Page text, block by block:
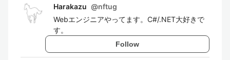
Harakazu @nftug
Webエンジニアやってます。C#/.NET大好きで
す。
Follow